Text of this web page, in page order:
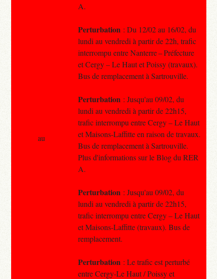
A.
Perturbation : Du 12/02 au 16/02, du
lundi au vendredi à partir de 22h, trafic
interrompu entre Nanterre – Préfecture
et Cergy – Le Haut et Poissy (travaux).
Bus de remplacement à Sartrouville.
Perturbation : Jusqu'au 09/02, du
lundi au vendredi à partir de 22h15,
trafic interrompu entre Cergy – Le Haut
et Maisons-Laffitte en raison de travaux.
Bus de remplacement à Sartrouville.
Plus d'informations sur le Blog du RER
A.
Perturbation : Jusqu'au 09/02, du
lundi au vendredi à partir de 22h15,
trafic interrompu entre Cergy – Le Haut
et Maisons-Laffitte (travaux). Bus de
remplacement.
Perturbation : Le trafic est perturbé
entre Cergy-Le Haut / Poissy et
au